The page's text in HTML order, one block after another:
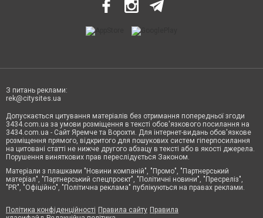
З питань реклами:
rek@citysites.ua
Допускається цитування матеріалів без отримання попередньої згоди
3434.com.ua за умови розміщення в тексті обов'язкового посилання на
3434.com.ua - Сайт Яремче та Ворохти. Для інтернет-видань обов'язкове
розміщення прямого, відкритого для пошукових систем гіперпосилання
на цитовані статті не нижче другого абзацу в тексті або в якості джерела.
Порушення виняткових прав переслідується Законом.
Матеріали з плашками "Новини компаній", "Промо", "Партнерський
матеріал", "Партнерський спецпроєкт", "Політичні новини", "Пресреліз",
"PR", "Офіційно", "Політична реклама" публікуються на правах реклами.
Політика конфіденційності Правила сайту Правила